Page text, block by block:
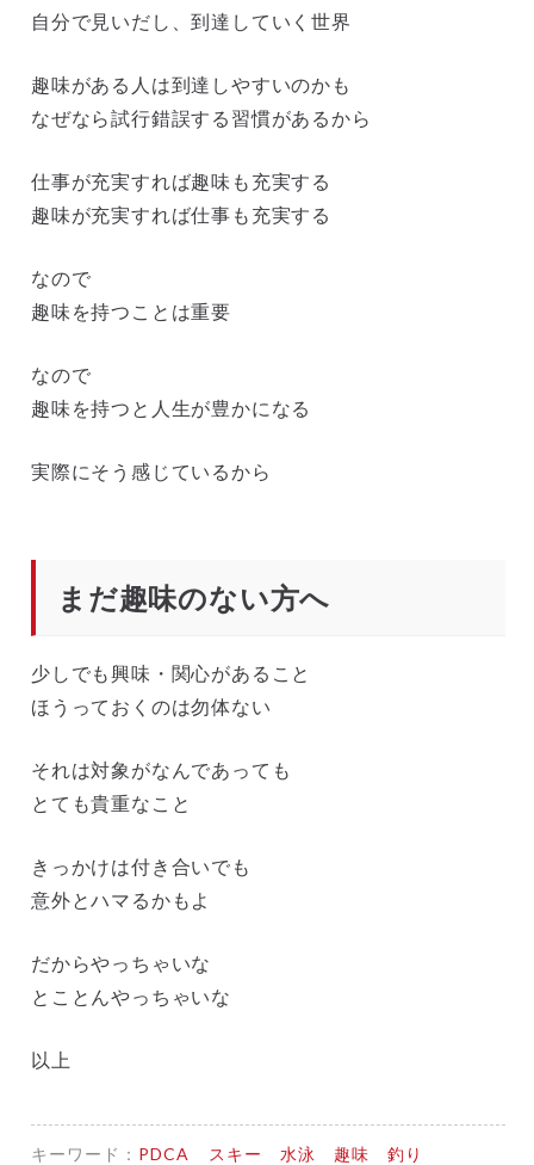
自分で見いだし、到達していく世界
趣味がある人は到達しやすいのかも
なぜなら試行錯誤する習慣があるから
仕事が充実すれば趣味も充実する
趣味が充実すれば仕事も充実する
なので
趣味を持つことは重要
なので
趣味を持つと人生が豊かになる
実際にそう感じているから
まだ趣味のない方へ
少しでも興味・関心があること
ほうっておくのは勿体ない
それは対象がなんであっても
とても貴重なこと
きっかけは付き合いでも
意外とハマるかもよ
だからやっちゃいな
とことんやっちゃいな
以上
キーワード： PDCA スキー 水泳 趣味 釣り